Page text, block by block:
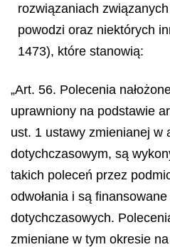
rozwiązaniach
powodzi oraz niektórych
1473), które stanowią:
„Art. 56. Polecenia
uprawniony na podstawie
ust. 1 ustawy zmienianej w
dotychczasowym, są
takich poleceń przez
odwołania i są
dotychczasowych.
zmieniane w tym okresie